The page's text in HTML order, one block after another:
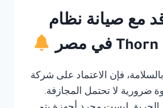
مع صيانة نظام
فإن الاعتماد على شركة
لا تحتمل المجازفة.